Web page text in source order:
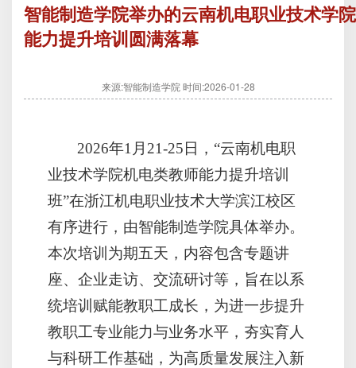
智能制造学院举办的云南机电职业技术学
能力提升培训圆满落幕
来源:智能制造学院时间:2026-01-28
2026年1月21-25日，“云南机电职
业技术学院机电类教师能力提升培训
班”在浙江机电职业技术大学滨江校区
有序进行，由智能制造学院具体举办。
本次培训为期五天，内容包含专题讲
座、企业走访、交流研讨等，旨在以系
统培训赋能教职工成长，为进一步提升
教职工专业能力与业务水平，夯实育人
与科研工作基础，为高质量发展注入新